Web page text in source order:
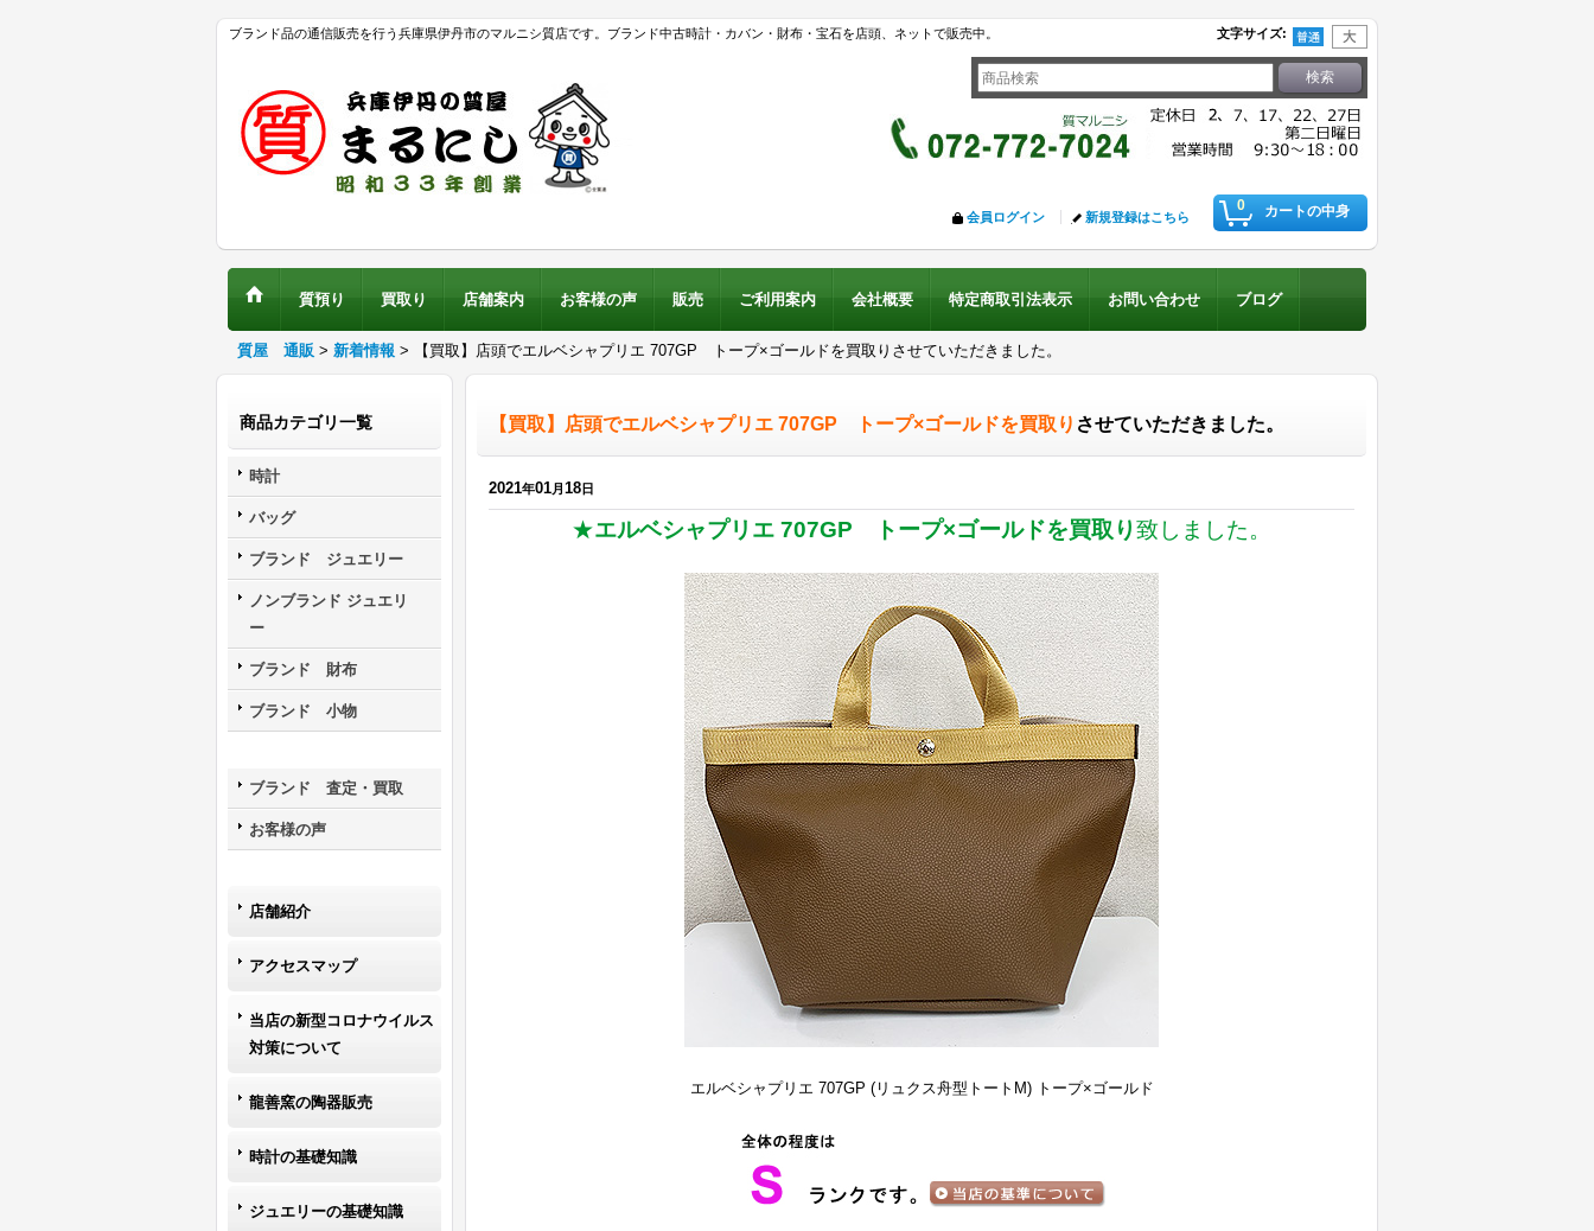
ブランド品の通信販売を行う兵庫県伊丹市のマルニシ質店です。ブランド中古時計・カバン・財布・宝石を店頭、ネットで販売中。 文字サイズ:
0 カートの中身
会員ログイン 新規登録はこちら
質預り 買取り 店舗案内 お客様の声 販売 ご利用案内 会社概要 特定商取引法表示 お問い合わせ ブログ
質屋 通販 > 新着情報 > 【買取】店頭でエルベシャプリエ 707GP トープ×ゴールドを買取りさせていただきました。
商品カテゴリ一覧
時計
バッグ
ブランド ジュエリー
ノンブランド ジュエリ
ー
ブランド 財布
ブランド 小物
ブランド 査定・買取
お客様の声
店舗紹介
アクセスマップ
当店の新型コロナウイルス
対策について
龍善窯の陶器販売
時計の基礎知識
ジュエリーの基礎知識
【買取】店頭でエルベシャプリエ 707GP トープ×ゴールドを買取り させていただきました。
2021年01月18日
★エルベシャプリエ 707GP トープ×ゴールドを買取り致しました。
エルベシャプリエ 707GP (リュクス舟型トートM) トープ×ゴールド